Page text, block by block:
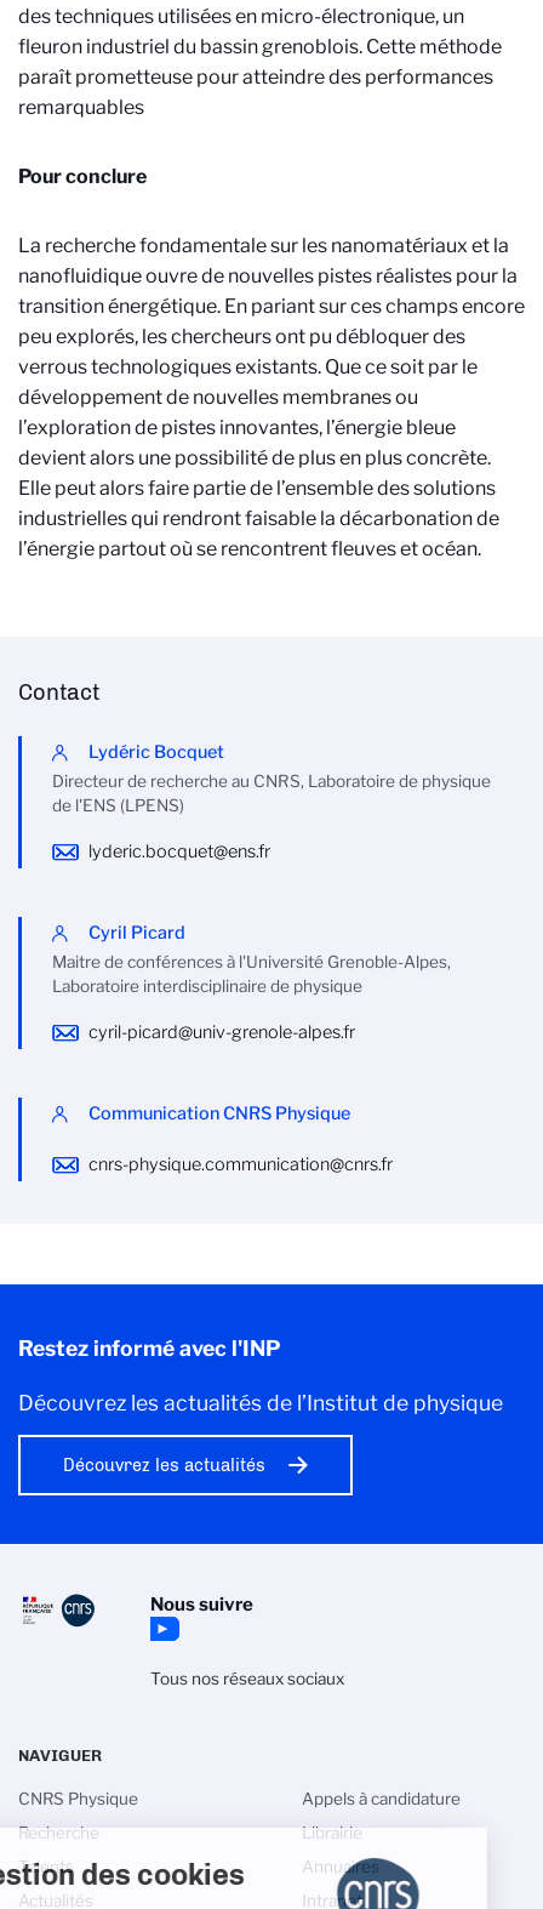
des techniques utilisées en micro-électronique, un
fleuron industriel du bassin grenoblois. Cette méthode
paraît prometteuse pour atteindre des performances
remarquables
Pour conclure
La recherche fondamentale sur les nanomatériaux et la
nanofluidique ouvre de nouvelles pistes réalistes pour la
transition énergétique. En pariant sur ces champs encore
peu explorés, les chercheurs ont pu débloquer des
verrous technologiques existants. Que ce soit par le
développement de nouvelles membranes ou
l’exploration de pistes innovantes, l’énergie bleue
devient alors une possibilité de plus en plus concrète.
Elle peut alors faire partie de l’ensemble des solutions
industrielles qui rendront faisable la décarbonation de
l’énergie partout où se rencontrent fleuves et océan.
Contact
Lydéric Bocquet
Directeur de recherche au CNRS, Laboratoire de physique
de l'ENS (LPENS)
lyderic.bocquet@ens.fr
Cyril Picard
Maitre de conférences à l'Université Grenoble-Alpes,
Laboratoire interdisciplinaire de physique
cyril-picard@univ-grenole-alpes.fr
Communication CNRS Physique
cnrs-physique.communication@cnrs.fr
Restez informé avec l'INP
Découvrez les actualités de l’Institut de physique
Découvrez les actualités
Nous suivre
Tous nos réseaux sociaux
NAVIGUER
CNRS Physique
Recherche
Talents
Actualités
Appels à candidature
Librairie
Annuaires
Intranet
Gestion des cookies